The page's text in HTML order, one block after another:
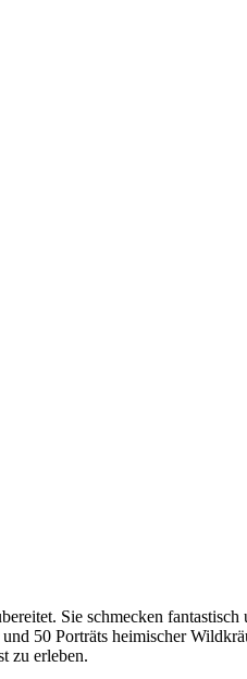
Sie schmecken
50 Porträts heimischer
zu erleben.